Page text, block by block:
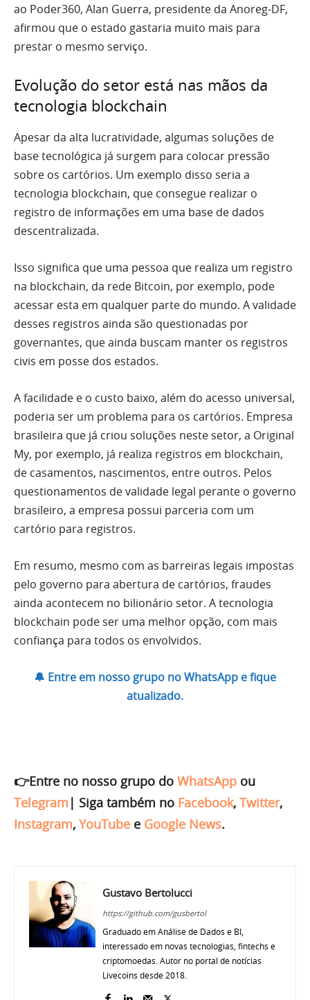
ao Poder360, Alan Guerra, presidente da Anoreg-DF,
afirmou que o estado gastaria muito mais para
prestar o mesmo serviço.
Evolução do setor está nas mãos da
tecnologia blockchain
Apesar da alta lucratividade, algumas soluções de
base tecnológica já surgem para colocar pressão
sobre os cartórios. Um exemplo disso seria a
tecnologia blockchain, que consegue realizar o
registro de informações em uma base de dados
descentralizada.
Isso significa que uma pessoa que realiza um registro
na blockchain, da rede Bitcoin, por exemplo, pode
acessar esta em qualquer parte do mundo. A validade
desses registros ainda são questionadas por
governantes, que ainda buscam manter os registros
civis em posse dos estados.
A facilidade e o custo baixo, além do acesso universal,
poderia ser um problema para os cartórios. Empresa
brasileira que já criou soluções neste setor, a Original
My, por exemplo, já realiza registros em blockchain,
de casamentos, nascimentos, entre outros. Pelos
questionamentos de validade legal perante o governo
brasileiro, a empresa possui parceria com um
cartório para registros.
Em resumo, mesmo com as barreiras legais impostas
pelo governo para abertura de cartórios, fraudes
ainda acontecem no bilionário setor. A tecnologia
blockchain pode ser uma melhor opção, com mais
confiança para todos os envolvidos.
🔔 Entre em nosso grupo no WhatsApp e fique
atualizado.
👉Entre no nosso grupo do WhatsApp ou
Telegram | Siga também no Facebook, Twitter,
Instagram, YouTube e Google News.
Gustavo Bertolucci
https://github.com/gusbertol
Graduado em Análise de Dados e BI,
interessado em novas tecnologias, fintechs e
criptomoedas. Autor no portal de notícias
Livecoins desde 2018.